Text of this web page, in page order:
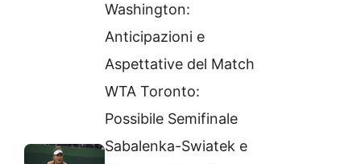
Washington:
Anticipazioni e
Aspettative del Match
WTA Toronto:
Possibile Semifinale
Sabalenka-Swiatek e